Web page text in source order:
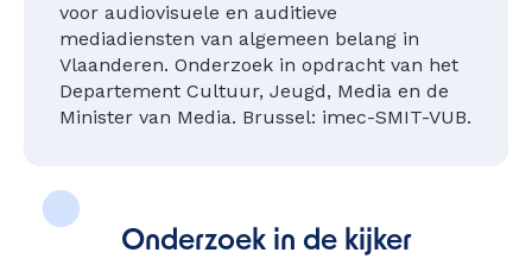
voor audiovisuele en auditieve
mediadiensten van algemeen belang in
Vlaanderen. Onderzoek in opdracht van het
Departement Cultuur, Jeugd, Media en de
Minister van Media. Brussel: imec-SMIT-VUB.
Onderzoek in de kijker